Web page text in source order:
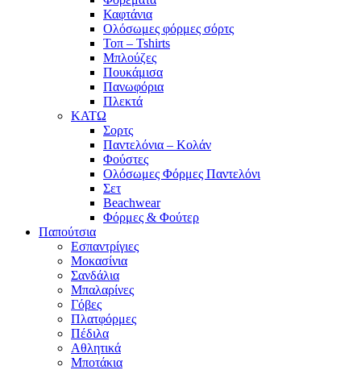
Καφτάνια
Ολόσωμες φόρμες σόρτς
Τοπ – Tshirts
Μπλούζες
Πουκάμισα
Πανωφόρια
Πλεκτά
ΚΑΤΩ
Σορτς
Παντελόνια – Κολάν
Φούστες
Ολόσωμες Φόρμες Παντελόνι
Σετ
Beachwear
Φόρμες & Φούτερ
Παπούτσια
Εσπαντρίγιες
Μοκασίνια
Σανδάλια
Μπαλαρίνες
Γόβες
Πλατφόρμες
Πέδιλα
Αθλητικά
Μποτάκια